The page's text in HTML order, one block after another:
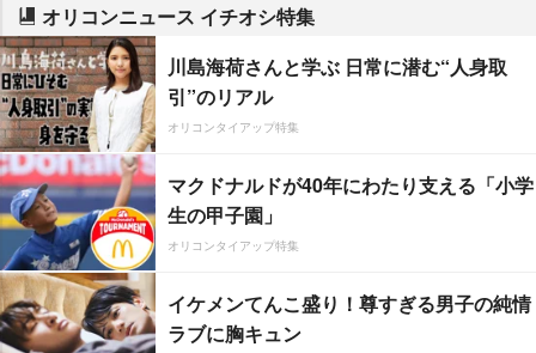
オリコンニュース イチオシ特集
川島海荷さんと学ぶ 日常に潜む“人身取
引”のリアル
オリコンタイアップ特集
マクドナルドが40年にわたり支える「小学
生の甲子園」
オリコンタイアップ特集
イケメンてんこ盛り！尊すぎる男子の純情
ラブに胸キュン